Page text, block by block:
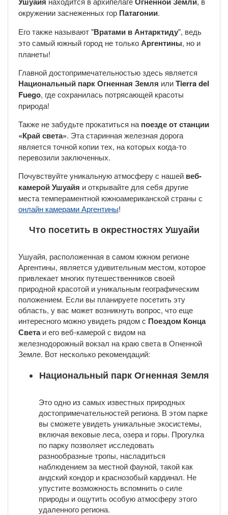
окружении заснеженных гор Патагонии.
Его также называют "Вратами в Антарктиду", ведь
это самый южный город не толькоАргентины, но и
планеты!
Главной достопримечательностью здесь является
Национальный парк Огненная Земля илиTierra del
Fuego, где сохранилась потрясающей красоты
природа!
Также не забудьте прокатиться на поезде от станции
«Край света». Эта старинная железная дорога
является точной копии тех, на которых когда-то
перевозили заключенных.
Почувствуйте уникальную атмосферу с нашей веб-
камеройУшуайя и открывайте для себя другие
места темпераментной южноамериканской страны с
онлайн камерами Аргентины!
Что посетить в окрестностях Ушуайи
Ушуайя, расположенная в самом южном регионе
Аргентины, является удивительным местом, которое
привлекает многих путешественников своей
природной красотой и уникальным географическим
положением. Если вы планируете посетить эту
область, у вас может возникнуть вопрос, что еще
интересного можно увидеть рядом с Поездом Конца
Светаи его веб-камерой с видом на
железнодорожный вокзал на краю света в Огненной
Земле. Вот несколько рекомендаций:
Национальный парк Огненная Земля
Это одно из самых известных природных
достопримечательностей региона. В этом парке
вы сможете увидеть уникальные экосистемы,
включая вековые леса, озера и горы. Прогулка
по парку позволяет исследовать
разнообразные тропы, насладиться
наблюдением за местной фауной, такой как
андский кондор и краснозобый кардинал. Не
упустите возможность вспомнить о силе
природы и ощутить особую атмосферу этого
удаленного региона.